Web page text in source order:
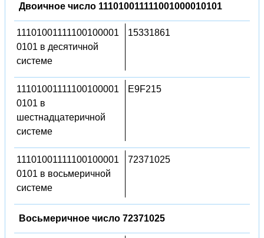
Двоичное число 111010011111001000010101
11101001111100100001
0101 в десятичной
системе
15331861
11101001111100100001
0101 в
шестнадцатеричной
системе
E9F215
11101001111100100001
0101 в восьмеричной
системе
72371025
Восьмеричное число 72371025